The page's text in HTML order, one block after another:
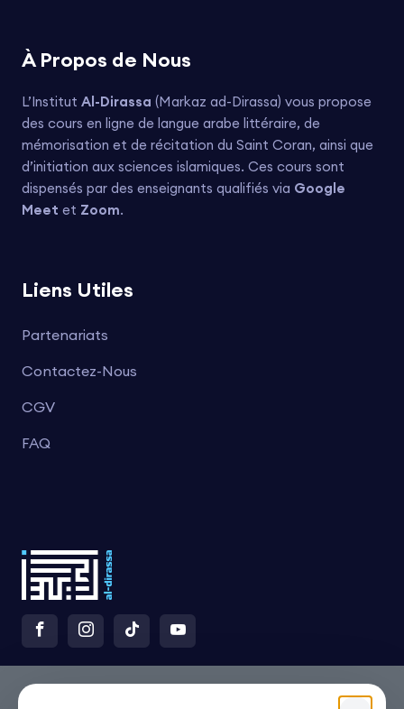
À Propos de Nous
L’Institut Al-Dirassa (Markaz ad-Dirassa) vous propose
des cours en ligne de langue arabe littéraire, de
mémorisation et de récitation du Saint Coran, ainsi que
d’initiation aux sciences islamiques. Ces cours sont
dispensés par des enseignants qualifiés via Google
Meet et Zoom.
Liens Utiles
Partenariats
Contactez-Nous
CGV
FAQ